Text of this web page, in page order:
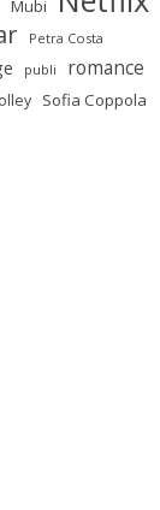
Mubi
Petra Costa
publi romance
Sofia Coppola